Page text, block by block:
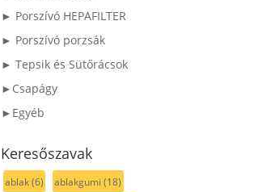
► Porszívó HEPAFILTER
► Porszívó porzsák
► Tepsik és Sütőrácsok
►Csapágy
►Egyéb
Keresőszavak
ablak(6) ablakgumi (18)